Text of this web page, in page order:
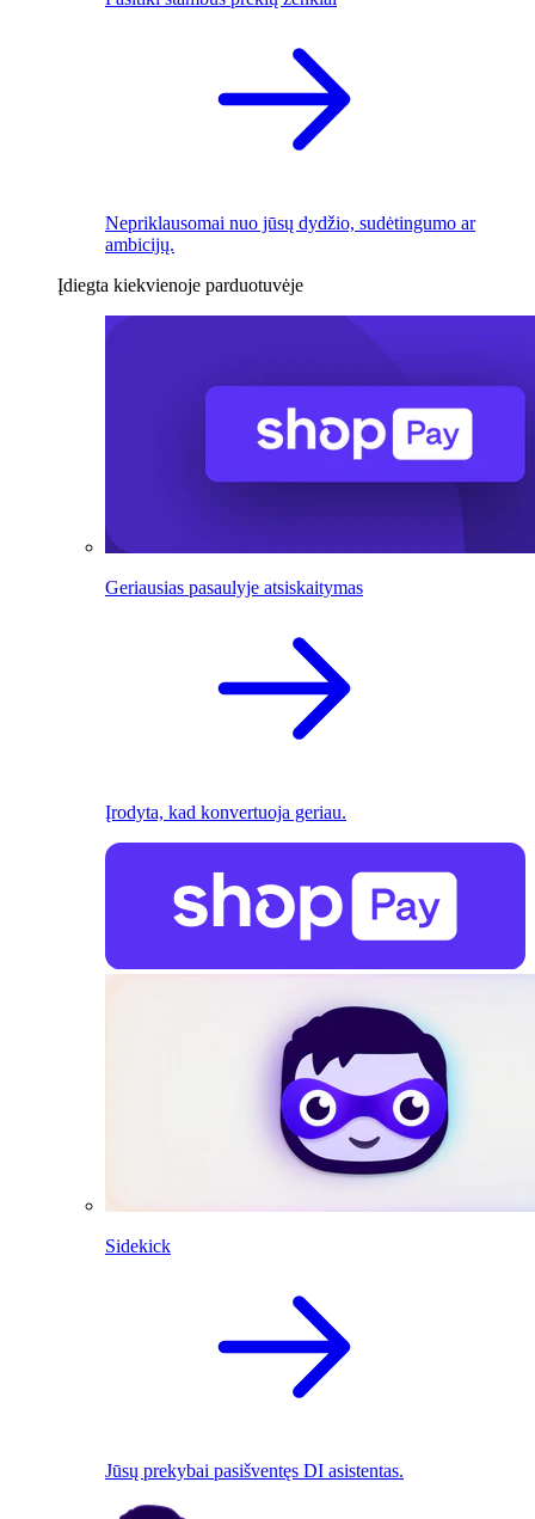
Nepriklausomai nuo jūsų dydžio, sudėtingumo ar
ambicijų.
Įdiegta kiekvienoje parduotuvėje
Geriausias pasaulyje atsiskaitymas
Įrodyta, kad konvertuoja geriau.
Sidekick
Jūsų prekybai pasišventęs DI asistentas.